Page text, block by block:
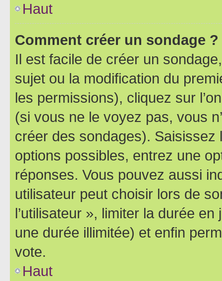
Haut
Comment créer un sondage ?
Il est facile de créer un
sujet ou la modification du
les permissions), cliquez sur
(si vous ne le voyez pas, vous
créer des sondages).
options possibles, entrez une
réponses. Vous pouvez aussi
utilisateur peut choisir lors de
l’utilisateur », limiter la durée
une durée illimitée) et enfin
vote.
Haut